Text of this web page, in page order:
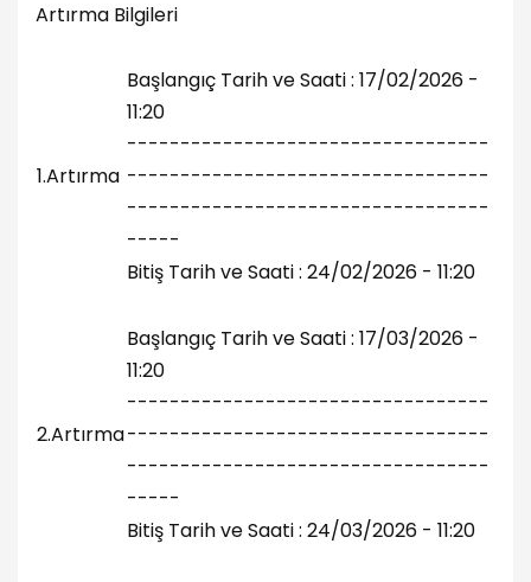
Artırma Bilgileri
1.Artırma
Başlangıç Tarih ve Saati : 17/02/2026 -
11:20
----------------------------------
----------------------------------
----------------------------------
-----
Bitiş Tarih ve Saati : 24/02/2026 - 11:20
2.Artırma
Başlangıç Tarih ve Saati : 17/03/2026 -
11:20
----------------------------------
----------------------------------
----------------------------------
-----
Bitiş Tarih ve Saati : 24/03/2026 - 11:20